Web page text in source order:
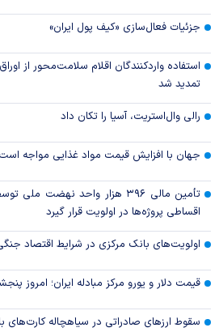
جزئیات فعال‌سازی «کیف پول ایران»
تمدید شد
رالی وال‌استریت، آسیا را تکان داد
جهان با افزایش قیمت مواد غذایی مواجه است
تأمین مالی ۳۹۶ هزار واحد
اقساطی پروژه‌ها در اولویت قرار گیرد
اولویت‌های بانک مرکزی در شرایط اقتصاد
قیمت دلار و یورو مرکز مبادله ایران؛ امروز پنجشنبه ۱۵ مرداد
سقوط ارزهای صادراتی در سیاهچاله کارت‌های